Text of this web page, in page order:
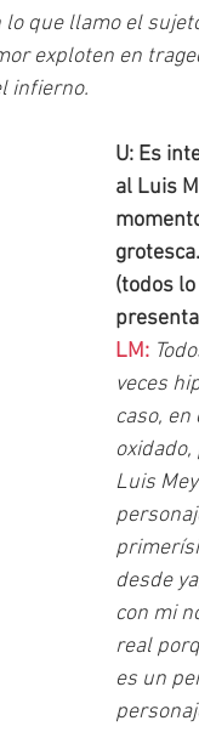
que llamo el
exploten en
infierno.
U: Es
al Luis
(todos
LM:
veces
caso,
Luis
desde
con mi
real
es un